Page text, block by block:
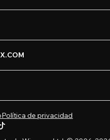
Política de privacidad